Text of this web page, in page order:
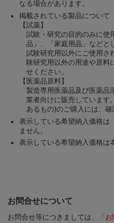
なる場合があります。
掲載されている製品について
【試薬】
試験・研究の目的のみに使
品」、「家庭用品」などと
試験研究用以外にご使用さ
験研究用以外の用途や原料
せください。
【医薬品原料】
製造専用医薬品及び医薬品
業者向けに販売しています
あるもの)のご購入には、確
表示している希望納入価格は
ません。
表示している希望納入価格は
お問合せについて
お問合せ等につきましては、「 お